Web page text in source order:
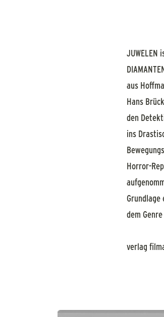
aus
Hans
den
ins
Horror-
dem
verlag